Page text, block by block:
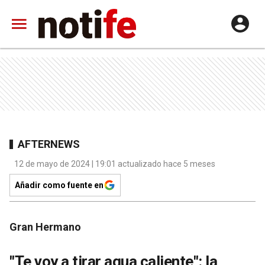
AFTERNEWS
12 de mayo de 2024 | 19:01 actualizado hace 5 meses
Añadir como fuente en
Gran Hermano
"Te voy a tirar agua caliente": la